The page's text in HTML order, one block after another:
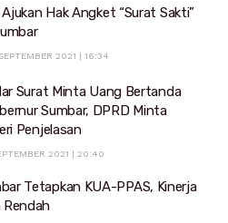
Hak Angket “Surat Sakti”
2021 | 16:34
Surat Minta Uang Bertanda
Sumbar, DPRD Minta
Penjelasan
2021 | 20:40
Tetapkan KUA-PPAS, Kinerja
Rendah